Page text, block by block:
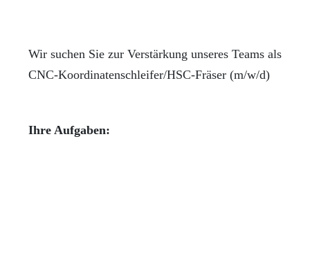
Wir suchen Sie zur Verstärkung unseres Teams als
CNC-Koordinatenschleifer/HSC-Fräser (m/w/d)
Ihre Aufgaben: